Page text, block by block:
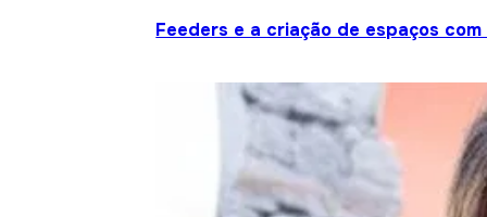
Feeders e a criação de espaços